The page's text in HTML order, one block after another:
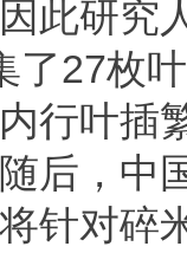
此研究
了27枚
行叶插
后，中
针对碎